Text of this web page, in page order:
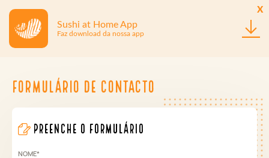
Formulário de contacto
preenche o formulário
NOME*
Sushi at Home App
Faz download da nossa app
x